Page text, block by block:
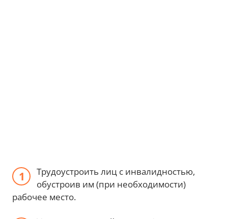
Трудоустроить лиц с инвалидностью,
обустроив им (при необходимости)
рабочее место.